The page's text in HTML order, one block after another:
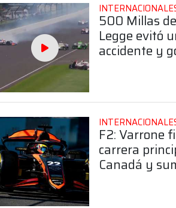
500 Millas
Legge evitó
accidente y
F2: Varrone
carrera
Canadá y